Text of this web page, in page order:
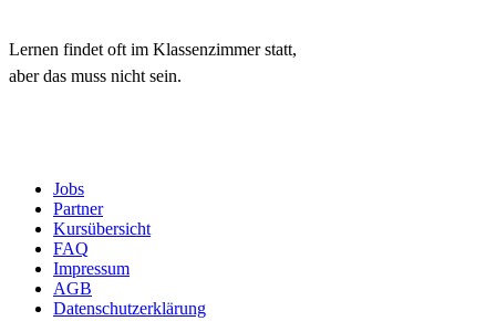
Lernen findet oft im Klassenzimmer statt,
aber das muss nicht sein.
Jobs
Partner
Kursübersicht
FAQ
Impressum
AGB
Datenschutzerklärung